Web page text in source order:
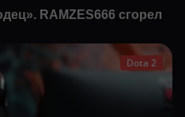
RAMZES666 сгорел
Dota 2